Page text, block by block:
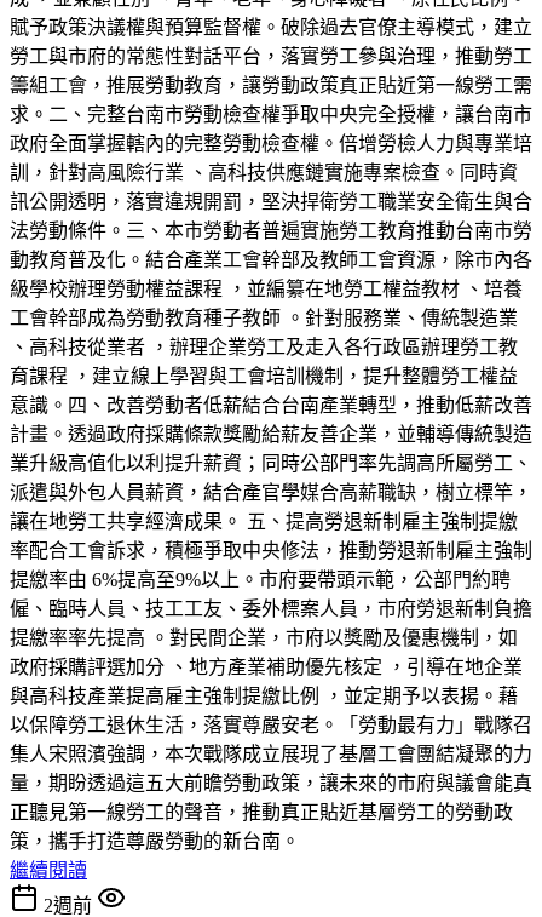
賦予政策決議權與預算監督權。破除過去官僚主導模式，建立
勞工與市府的常態性對話平台，落實勞工參與治理，推動勞工
籌組工會，推展勞動教育，讓勞動政策真正貼近第一線勞工需
求。二、完整台南市勞動檢查權爭取中央完全授權，讓台南市
政府全面掌握轄內的完整勞動檢查權。倍增勞檢人力與專業培
訓，針對高風險行業 、高科技供應鏈實施專案檢查。同時資
訊公開透明，落實違規開罰，堅決捍衛勞工職業安全衛生與合
法勞動條件。三、本市勞動者普遍實施勞工教育推動台南市勞
動教育普及化。結合產業工會幹部及教師工會資源，除市內各
級學校辦理勞動權益課程 ，並編纂在地勞工權益教材 、培養
工會幹部成為勞動教育種子教師 。針對服務業、傳統製造業
、高科技從業者 ，辦理企業勞工及走入各行政區辦理勞工教
育課程 ，建立線上學習與工會培訓機制，提升整體勞工權益
意識。四、改善勞動者低薪結合台南產業轉型，推動低薪改善
計畫。透過政府採購條款獎勵給薪友善企業，並輔導傳統製造
業升級高值化以利提升薪資；同時公部門率先調高所屬勞工、
派遣與外包人員薪資，結合產官學媒合高薪職缺，樹立標竿，
讓在地勞工共享經濟成果。 五、提高勞退新制雇主強制提繳
率配合工會訴求，積極爭取中央修法，推動勞退新制雇主強制
提繳率由 6%提高至9%以上。市府要帶頭示範，公部門約聘
僱、臨時人員、技工工友、委外標案人員，市府勞退新制負擔
提繳率率先提高 。對民間企業，市府以獎勵及優惠機制，如
政府採購評選加分 、地方產業補助優先核定 ，引導在地企業
與高科技產業提高雇主強制提繳比例 ，並定期予以表揚。藉
以保障勞工退休生活，落實尊嚴安老。「勞動最有力」戰隊召
集人宋照濱強調，本次戰隊成立展現了基層工會團結凝聚的力
量，期盼透過這五大前瞻勞動政策，讓未來的市府與議會能真
正聽見第一線勞工的聲音，推動真正貼近基層勞工的勞動政
策，攜手打造尊嚴勞動的新台南。
繼續閱讀
2週前